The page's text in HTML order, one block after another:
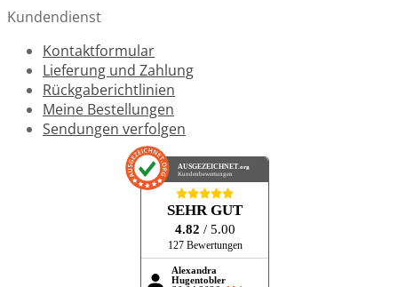
Kundendienst
Kontaktformular
Lieferung und Zahlung
Rückgaberichtlinien
Meine Bestellungen
Sendungen verfolgen
AUSGEZEICHNET .org
Kundenbewertungen
SEHR GUT
4.82 / 5.00
127 Bewertungen
Alexandra
Hugentobler